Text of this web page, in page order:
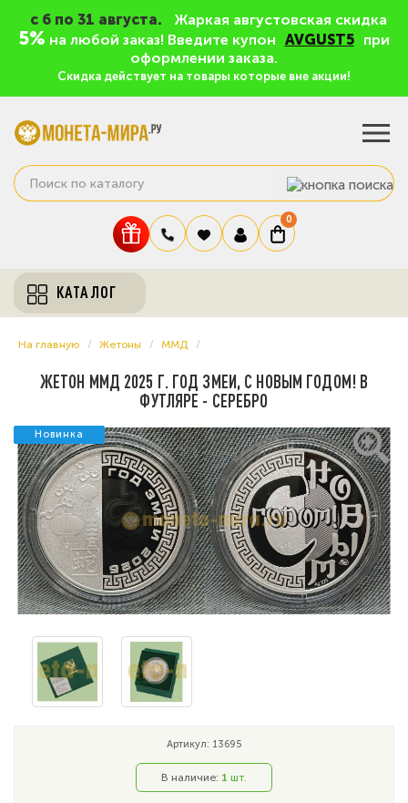
c 6 по 31 августа. Жаркая августовская скидка
5% на любой заказ! Введите купон AVGUST5
при
оформлении заказа.
Скидка действует на товары которые вне акции!
0
КАТАЛОГ
На главную Жетоны ММД
ЖЕТОН ММД 2025 Г. ГОД ЗМЕИ, С НОВЫМ ГОДОМ! В
ФУТЛЯРЕ - СЕРЕБРО
Новинка
Новинка
Артикул: 13695
В наличие: 1 шт.